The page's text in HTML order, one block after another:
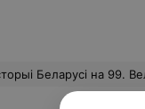
Вельмі зручна і цікава падае